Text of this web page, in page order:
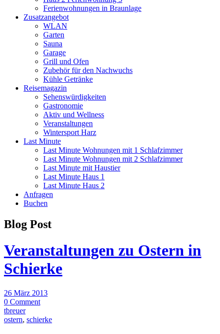
Ferienwohnungen in Braunlage
Zusatzangebot
WLAN
Garten
Sauna
Garage
Grill und Ofen
Zubehör für den Nachwuchs
Kühle Getränke
Reisemagazin
Sehenswürdigkeiten
Gastronomie
Aktiv und Wellness
Veranstaltungen
Wintersport Harz
Last Minute
Last Minute Wohnungen mit 1 Schlafzimmer
Last Minute Wohnungen mit 2 Schlafzimmer
Last Minute mit Haustier
Last Minute Haus 1
Last Minute Haus 2
Anfragen
Buchen
Blog Post
Veranstaltungen zu Ostern in
Schierke
26 März 2013
0 Comment
tbreuer
ostern, schierke